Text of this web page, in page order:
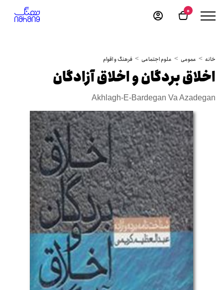
0
خانه عمومی علوم اجتماعی فرهنگ و اقوام
اخلاق بردگان و اخلاق آزادگان
Akhlagh-E-Bardegan Va Azadegan